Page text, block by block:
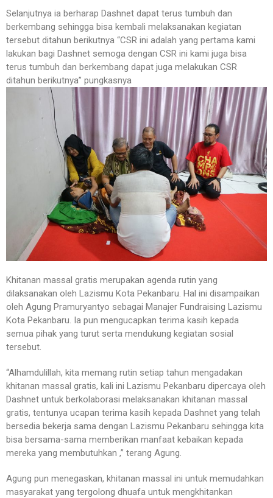
Selanjutnya ia berharap Dashnet dapat terus tumbuh dan
berkembang sehingga bisa kembali melaksanakan kegiatan
tersebut ditahun berikutnya “CSR ini adalah yang pertama kami
lakukan bagi Dashnet semoga dengan CSR ini kami juga bisa
terus tumbuh dan berkembang dapat juga melakukan CSR
ditahun berikutnya” pungkasnya
Khitanan massal gratis merupakan agenda rutin yang
dilaksanakan oleh Lazismu Kota Pekanbaru. Hal ini disampaikan
oleh Agung Pramuryantyo sebagai Manajer Fundraising Lazismu
Kota Pekanbaru. Ia pun mengucapkan terima kasih kepada
semua pihak yang turut serta mendukung kegiatan sosial
tersebut.
“Alhamdulillah, kita memang rutin setiap tahun mengadakan
khitanan massal gratis, kali ini Lazismu Pekanbaru dipercaya oleh
Dashnet untuk berkolaborasi melaksanakan khitanan massal
gratis, tentunya ucapan terima kasih kepada Dashnet yang telah
bersedia bekerja sama dengan Lazismu Pekanbaru sehingga kita
bisa bersama-sama memberikan manfaat kebaikan kepada
mereka yang membutuhkan ,” terang Agung.
Agung pun menegaskan, khitanan massal ini untuk memudahkan
masyarakat yang tergolong dhuafa untuk mengkhitankan